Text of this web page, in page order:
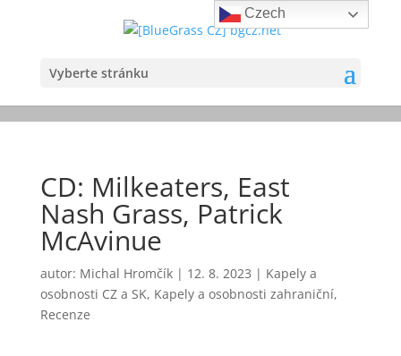
Vyberte stránku
CD: Milkeaters, East
Nash Grass, Patrick
McAvinue
autor: Michal Hromčík| 12. 8. 2023 | Kapely a
osobnosti CZ a SK, Kapely a osobnosti zahraniční,
Recenze
Czech